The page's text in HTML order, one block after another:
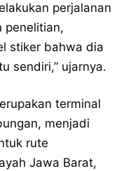
perjalanan
penelitian,
stiker bahwa dia
sendiri,” ujarnya.
terminal
menjadi
rute
Jawa Barat,